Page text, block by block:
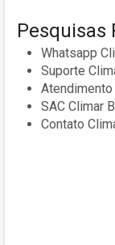
Pesquisas
Whatsapp
Suporte
SAC Climar
Contato